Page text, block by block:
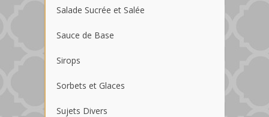
Salade Sucrée et Salée
Sauce de Base
Sirops
Sorbets et Glaces
Sujets Divers